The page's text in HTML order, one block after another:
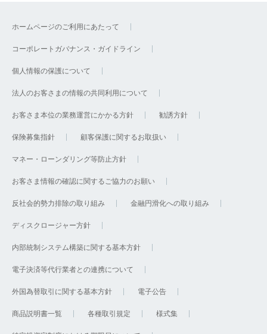
ホームページのご利用にあたって
コーポレートガバナンス・ガイドライン
個人情報の保護について
法人のお客さまの情報の共同利用について
お客さま本位の業務運営にかかる方針 勧誘方針
保険募集指針 顧客保護に関するお取扱い
マネー・ローンダリング等防止方針
お客さま情報の確認に関するご協力のお願い
反社会的勢力排除の取り組み 金融円滑化への取り組み
ディスクロージャー方針
内部統制システム構築に関する基本方針
電子決済等代行業者との連携について
外国為替取引に関する基本方針 電子公告
商品説明書一覧 各種取引規定 様式集